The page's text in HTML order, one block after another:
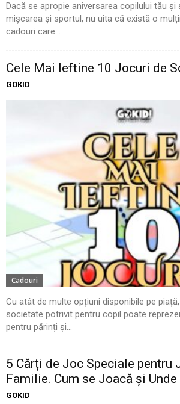
Dacă se apropie aniversarea copilului tău și
mișcarea și sportul, nu uita că există o
cadouri care...
Cele Mai Ieftine 10 Jocuri de
GOKID
Cadouri
Cu atât de multe opțiuni disponibile pe
societate potrivit pentru copil poate
pentru părinți și...
5 Cărți de Joc Speciale pentru
Familie. Cum se Joacă și
GOKID